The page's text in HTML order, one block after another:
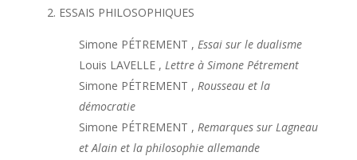
2. ESSAIS PHILOSOPHIQUES
Simone PÉTREMENT , Essai sur le dualisme
Louis LAVELLE , Lettre à Simone Pétrement
Simone PÉTREMENT , Rousseau et la
démocratie
Simone PÉTREMENT , Remarques sur Lagneau
et Alain et la philosophie allemande